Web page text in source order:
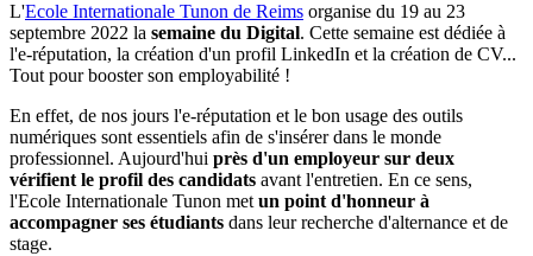
L'Ecole Internationale Tunon de Reims organise du 19 au 23
septembre 2022 la semaine du Digital. Cette semaine est dédiée à
l'e-réputation, la création d'un profil LinkedIn et la création de CV...
Tout pour booster son employabilité !
En effet, de nos jours l'e-réputation et le bon usage des outils
numériques sont essentiels afin de s'insérer dans le monde
professionnel. Aujourd'hui près d'un employeur sur deux
vérifient le profil des candidats avant l'entretien. En ce sens,
l'Ecole Internationale Tunon metun point d'honneur à
accompagner ses étudiants dans leur recherche d'alternance et de
stage.